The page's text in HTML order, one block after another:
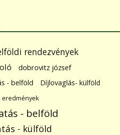
rendezvények
dobrovitz józsef
- belföld Díjlovaglás- külföld
eredmények
- belföld
- külföld